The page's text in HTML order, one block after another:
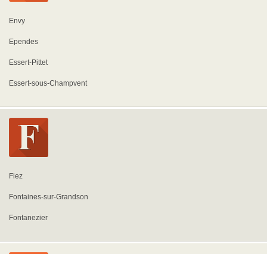
Envy
Ependes
Essert-Pittet
Essert-sous-Champvent
Fiez
Fontaines-sur-Grandson
Fontanezier